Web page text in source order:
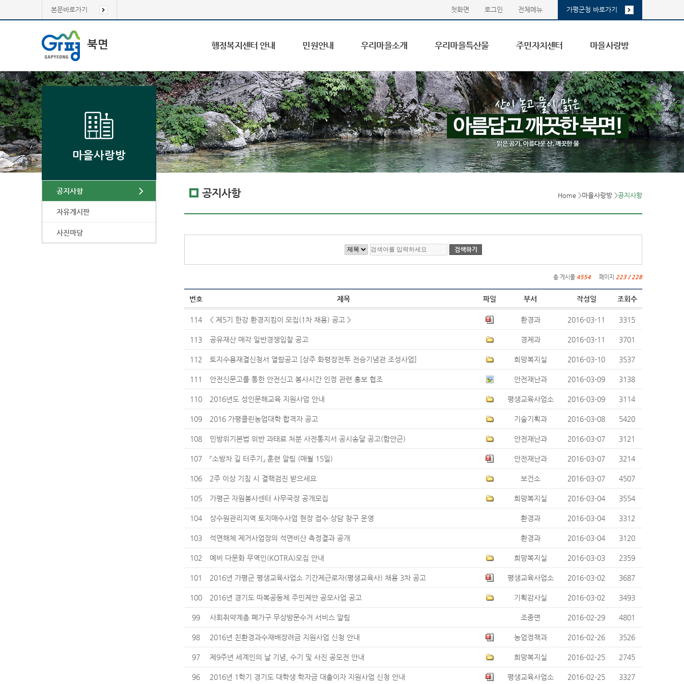
본문바로가기 첫화면 로그인 전체메뉴 가평군청 바로가기
북면 행정복지센터 안내 민원안내 우리마을소개 우리마을특산물 주민자치센터 마을사랑방
마을사랑방
공지사항
자유게시판
사진마당
공지사항 Home >마을사랑방 >공지사항
총 게시물 4554 페이지 223 / 228
번호 제목 파일 부서 작성일 조회수
114 < 제5기 한강 환경지킴이 모집(1차 채용) 공고 > 환경과 2016-03-11 3315
113 공유재산 매각 일반경쟁입찰 공고 경제과 2016-03-11 3701
112 토지수용재결신청서 열람공고 [상주 화령장전투 전승기념관 조성사업] 희망복지실 2016-03-10 3537
111 안전신문고를 통한 안전신고 봉사시간 인정 관련 홍보 협조 안전재난과 2016-03-09 3138
110 2016년도 성인문해교육 지원사업 안내 평생교육사업소 2016-03-09 3114
109 2016 가평클린농업대학 합격자 공고 기술기획과 2016-03-08 5420
108 민방위기본법 위반 과태료 처분 사전통지서 공시송달 공고(함안군) 안전재난과 2016-03-07 3121
107 「소방차 길 터주기」 훈련 알림 (매월 15일) 안전재난과 2016-03-07 3214
106 2주 이상 기침 시 결핵검진 받으세요 보건소 2016-03-07 4507
105 가평군 자원봉사센터 사무국장 공개모집 희망복지실 2016-03-04 3554
104 상수원관리지역 토지매수사업 현장 접수·상담 창구 운영 환경과 2016-03-04 3312
103 석면해체 제거사업장의 석면비산 측정결과 공개 환경과 2016-03-04 3120
102 예비 다문화 무역인(KOTRA)모집 안내 희망복지실 2016-03-03 2359
101 2016년 가평군 평생교육사업소 기간제근로자(평생교육사) 채용 3차 공고 평생교육사업소 2016-03-02 3687
100 2016년 경기도 따복공동체 주민제안 공모사업 공고 기획감사실 2016-03-02 3493
99 사회취약계층 폐가구 무상방문수거 서비스 알림 조종면 2016-02-29 4801
98 2016년 친환경과수재배장려금 지원사업 신청 안내 농업정책과 2016-02-26 3526
97 제9주년 세계인의 날 기념, 수기 및 사진 공모전 안내 희망복지실 2016-02-25 2745
96 2016년 1학기 경기도 대학생 학자금 대출이자 지원사업 신청 안내 평생교육사업소 2016-02-25 3327